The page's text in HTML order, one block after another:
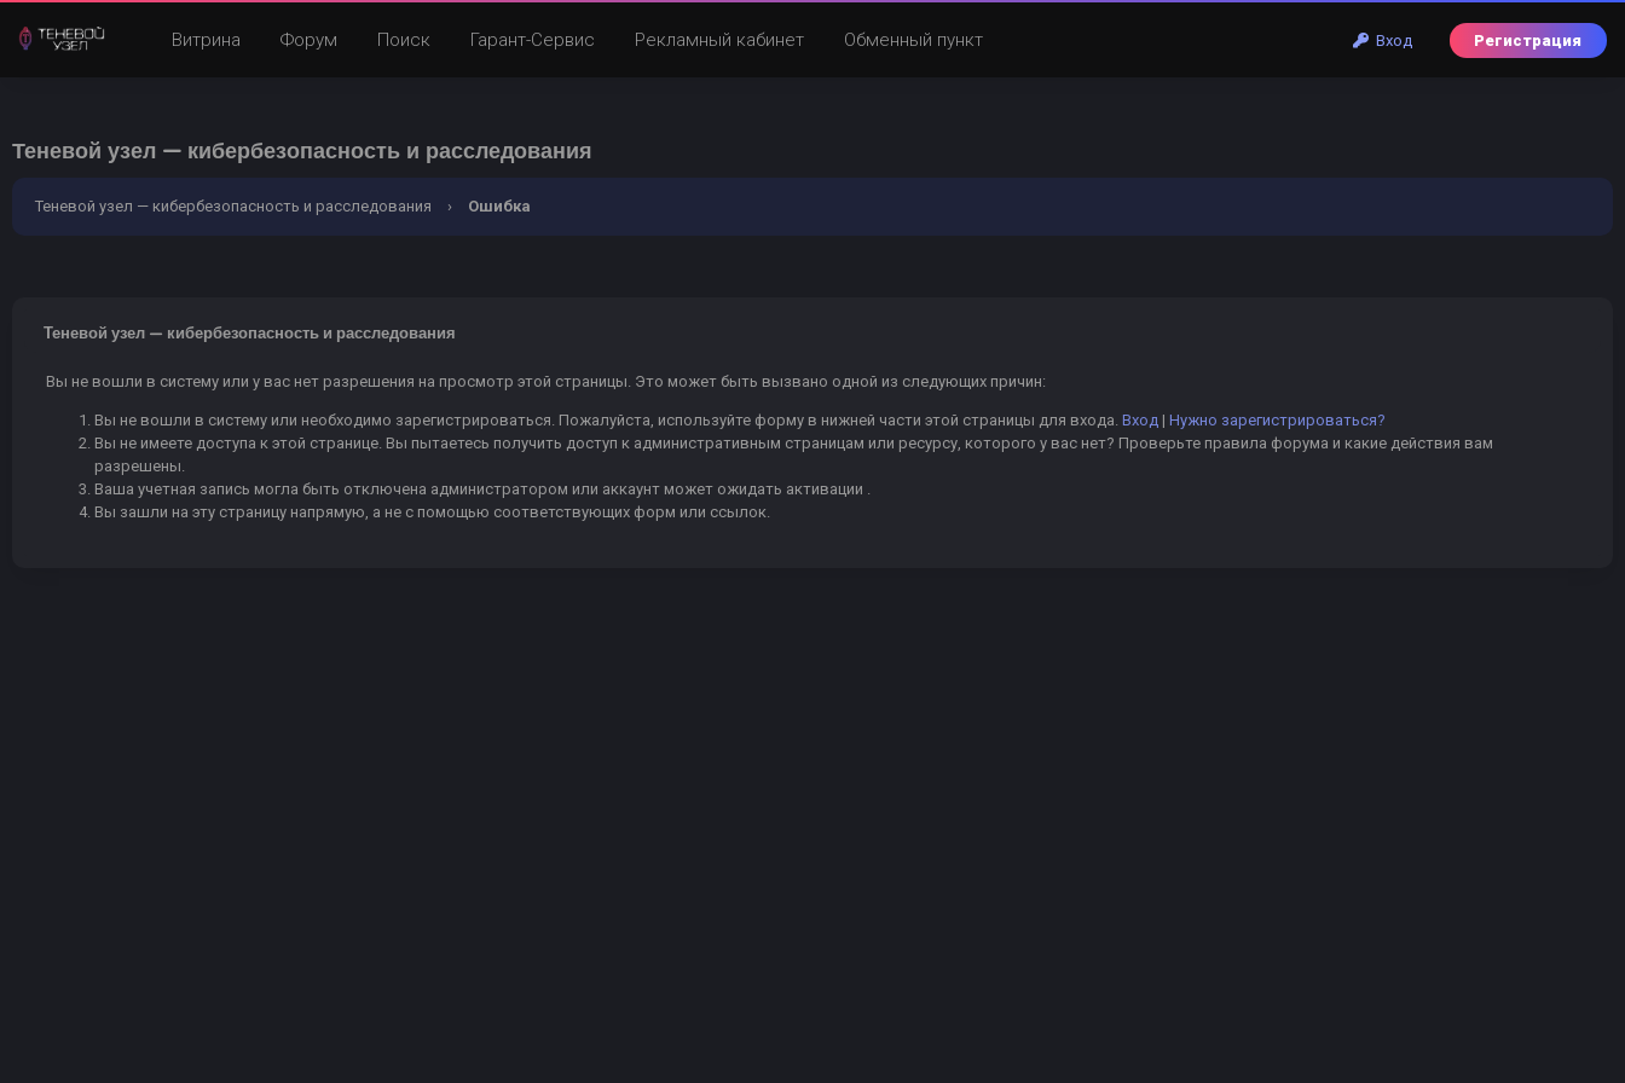
Вход Регистрация
Витрина Форум Поиск Гарант-Сервис Рекламный кабинет Обменный пункт
Теневой узел — кибербезопасность и расследования
Теневой узел — кибербезопасность и расследования › Ошибка
Теневой узел — кибербезопасность и расследования
Вы не вошли в систему или у вас нет разрешения на просмотр этой страницы. Это может быть вызвано одной из следующих причин:
Вы не вошли в систему или необходимо зарегистрироваться. Пожалуйста, используйте форму в нижней части этой страницы для входа. Вход| Нужно зарегистрироваться?
Вы не имеете доступа к этой странице. Вы пытаетесь получить доступ к административным страницам или ресурсу, которого у вас нет? Проверьте правила форума и какие действия вам
разрешены.
Ваша учетная запись могла быть отключена администратором или аккаунт может ожидать активации .
Вы зашли на эту страницу напрямую, а не с помощью соответствующих форм или ссылок.